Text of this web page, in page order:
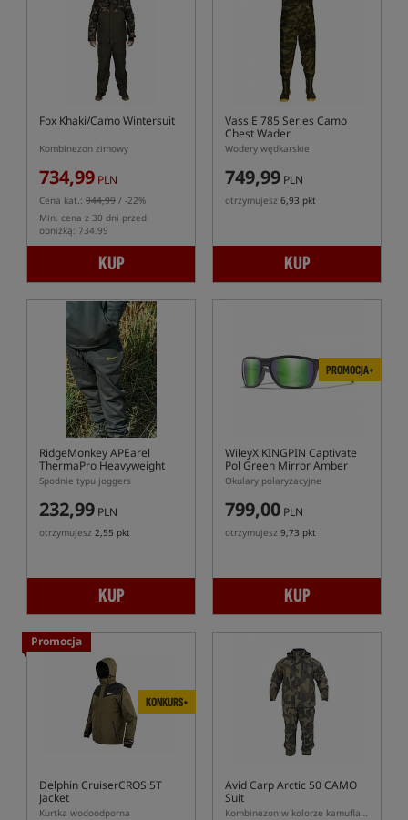
Fox Khaki/Camo Wintersuit
Kombinezon zimowy
734,99 PLN
Cena kat.: 944,99 / -22%
Min. cena z 30 dni przed
obniżką: 734.99
KUP
Vass E 785 Series Camo
Chest Wader
Wodery wędkarskie
749,99 PLN
otrzymujesz 6,93 pkt
KUP
RidgeMonkey APEarel
ThermaPro Heavyweight
Joggers - Green
Spodnie typu joggers
232,99 PLN
otrzymujesz 2,55 pkt
KUP
PROMOCJA+
WileyX KINGPIN Captivate
Pol Green Mirror Amber
Matte Graphite Frame
Okulary polaryzacyjne
799,00 PLN
otrzymujesz 9,73 pkt
KUP
Promocja
KONKURS+
Delphin CruiserCROS 5T
Jacket
Kurtka wodoodporna
Avid Carp Arctic 50 CAMO
Suit
Kombinezon w kolorze kamuflażu